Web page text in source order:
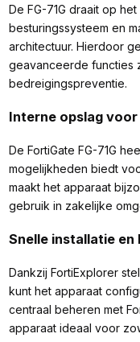
De FG-71G draait op
besturingssysteem en
architectuur. Hierdoor
geavanceerde functies
bedreigingspreventie.
Interne opslag
De FortiGate FG-71G
mogelijkheden biedt
maakt het apparaat
gebruik in zakelijke
Snelle installatie en
Dankzij FortiExplorer
kunt het apparaat
centraal beheren met
apparaat ideaal voor